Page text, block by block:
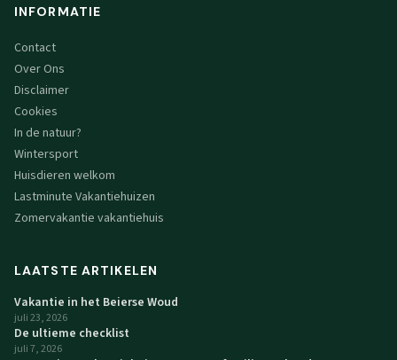
INFORMATIE
Contact
Over Ons
Disclaimer
Cookies
In de natuur?
Wintersport
Huisdieren welkom
Lastminute Vakantiehuizen
Zomervakantie vakantiehuis
LAATSTE ARTIKELEN
Vakantie in het Beierse Woud
juli 23, 2026
De ultieme checklist
juli 7, 2026